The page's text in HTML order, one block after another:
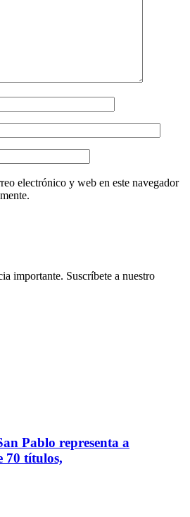
electrónico y web en este navegador
importante. Suscríbete a nuestro
Pablo representa a
70 títulos,